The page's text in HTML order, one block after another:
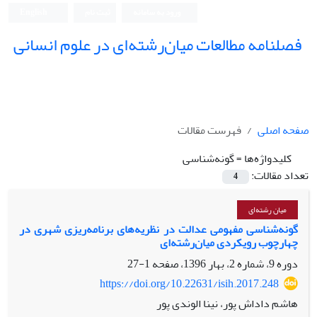
فصلنامه مطالعات میان‌رشته‌ای در علوم انسانی
صفحه اصلی
فهرست مقالات
کلیدواژه‌ها =گونه‌شناسی
تعداد مقالات:
4
میان رشته‌ای
گونه‌شناسی مفهومی عدالت در نظریه‌های برنامه‌ریزی شهری در
چهارچوب رویکردی میان‌رشته‌ای
دوره 9، شماره 2، بهار 1396، صفحه
1-27
https://doi.org/10.22631/isih.2017.248
هاشم داداش پور، نینا الوندی پور